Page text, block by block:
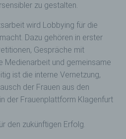
zu gestalten.
wird Lobbying für die
Dazu gehören in erster
Gespräche mit
Medienarbeit und gemeinsame
ist die interne Vernetzung,
der Frauen aus den
der Frauenplattform Klagenfurt
den zukünftigen Erfolg.